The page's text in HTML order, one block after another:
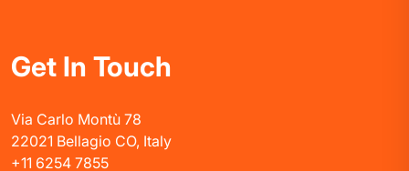
Get In Touch
Via Carlo Montù 78
22021 Bellagio CO, Italy
+11 6254 7855